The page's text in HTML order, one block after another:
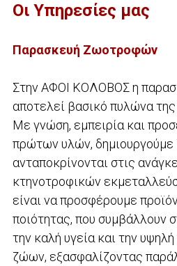
Οι Υπηρεσίες μας
Παρασκευή Ζωοτροφών
Στην ΑΦΟΙ ΚΟΛΟΒΟΣ η
αποτελεί βασικό πυλώνα
Με γνώση, εμπειρία και
πρώτων υλών,
ανταποκρίνονται στις
κτηνοτροφικών
είναι να προσφέρουμε
ποιότητας, που συμβάλλουν
την καλή υγεία και την
ζώων, εξασφαλίζοντας